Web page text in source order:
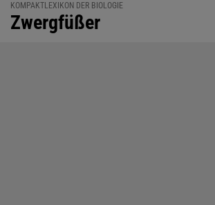
KOMPAKTLEXIKON DER BIOLOGIE
:
Zwergfüßer